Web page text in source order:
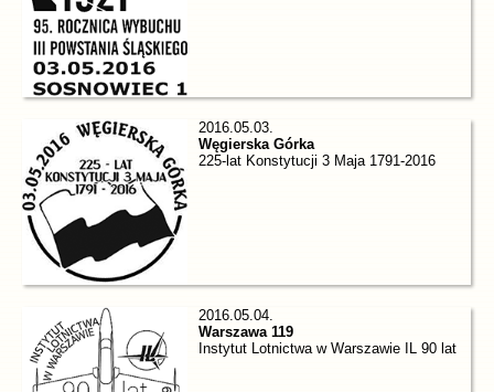
2016.05.03.
Węgierska Górka
225-lat Konstytucji 3 Maja 1791-2016
2016.05.04.
Warszawa 119
Instytut Lotnictwa w Warszawie IL 90 lat